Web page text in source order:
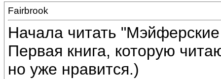
Fairbrook
Начала читать
Первая книга, которую
но уже нравится.)